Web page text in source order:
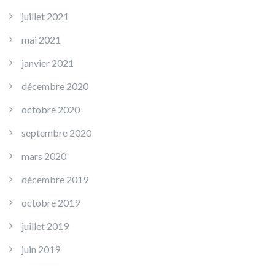
juillet 2021
mai 2021
janvier 2021
décembre 2020
octobre 2020
septembre 2020
mars 2020
décembre 2019
octobre 2019
juillet 2019
juin 2019